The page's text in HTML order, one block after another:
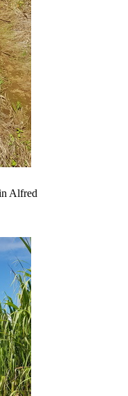
Alfred